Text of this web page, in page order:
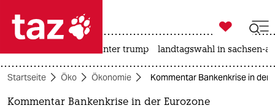
 taz zahl ich
taz zahl ich

taz zahl ich
usa unter trump landtagswahl in sachsen-
Startseite Öko Ökonomie Kommentar Bankenkrise in der
Kommentar Bankenkrise in der Eurozone